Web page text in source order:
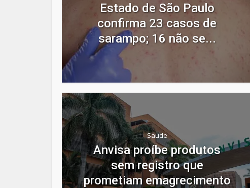
Estado de São Paulo
confirma 23 casos de
sarampo; 16 não se...
Saude
Anvisa proíbe produtos
sem registro que
prometiam emagrecimento